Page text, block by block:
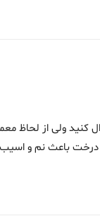
کنید ولی از لحاظ
باعث نم و اسیب